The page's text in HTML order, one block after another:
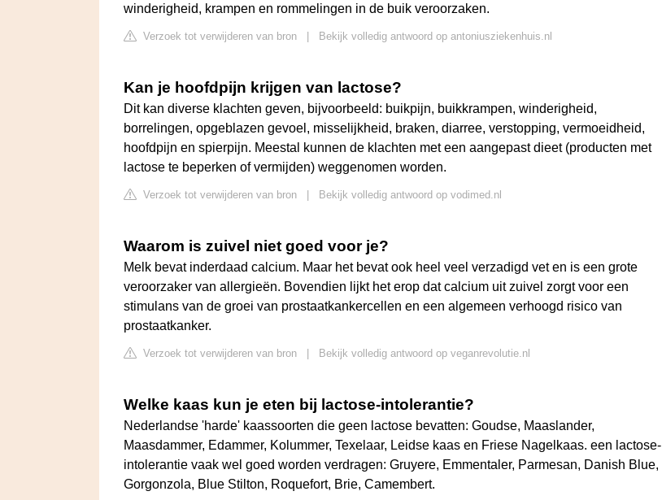
winderigheid, krampen en rommelingen in de buik veroorzaken.
Verzoek tot verwijderen van bron Bekijk volledig antwoord op antoniusziekenhuis.nl
Kan je hoofdpijn krijgen van lactose?
Dit kan diverse klachten geven, bijvoorbeeld: buikpijn, buikkrampen, winderigheid,
borrelingen, opgeblazen gevoel, misselijkheid, braken, diarree, verstopping, vermoeidheid,
hoofdpijn en spierpijn. Meestal kunnen de klachten met een aangepast dieet (producten met
lactose te beperken of vermijden) weggenomen worden.
Verzoek tot verwijderen van bron Bekijk volledig antwoord op vodimed.nl
Waarom is zuivel niet goed voor je?
Melk bevat inderdaad calcium. Maar het bevat ook heel veel verzadigd vet en is een grote
veroorzaker van allergieën. Bovendien lijkt het erop dat calcium uit zuivel zorgt voor een
stimulans van de groei van prostaatkankercellen en een algemeen verhoogd risico van
prostaatkanker.
Verzoek tot verwijderen van bron Bekijk volledig antwoord op veganrevolutie.nl
Welke kaas kun je eten bij lactose-intolerantie?
Nederlandse 'harde' kaassoorten die geen lactose bevatten: Goudse, Maaslander,
Maasdammer, Edammer, Kolummer, Texelaar, Leidse kaas en Friese Nagelkaas. een lactose-
intolerantie vaak wel goed worden verdragen: Gruyere, Emmentaler, Parmesan, Danish Blue,
Gorgonzola, Blue Stilton, Roquefort, Brie, Camembert.